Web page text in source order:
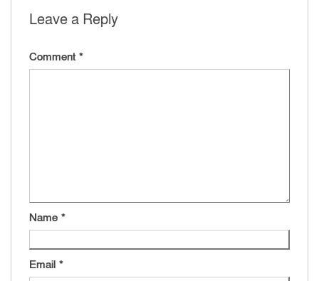
Leave a Reply
Comment *
Name *
Email *